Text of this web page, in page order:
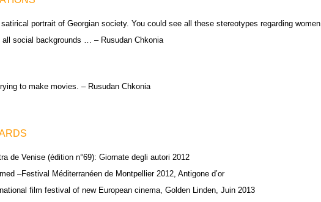
satirical portrait of Georgian society. You could see all these stereotypes regarding women
all social backgrounds … – Rusudan Chkonia
trying to make movies. – Rusudan Chkonia
de Venise (édition n°69): Giornate degli autori 2012
–Festival Méditerranéen de Montpellier 2012, Antigone d’or
film festival of new European cinema, Golden Linden, Juin 2013